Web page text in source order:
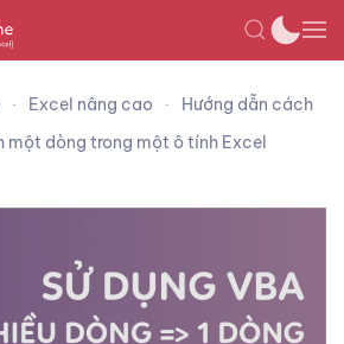
Excel nâng cao
Hướng dẫn cách
một dòng trong một ô tính Excel